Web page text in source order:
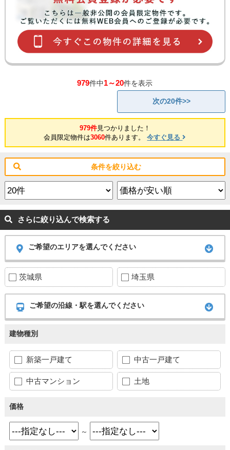
979件中1～20件を表示
次の20件>>
979件見つかりました！
会員限定物件は3060件あります。今すぐ見る
条件を絞り込む
さらに絞り込んで検索する
ご希望のエリアを選んでください
茨城県 埼玉県
ご希望の沿線・駅を選んでください
建物種別
新築一戸建て 中古一戸建て
中古マンション 土地
価格
～